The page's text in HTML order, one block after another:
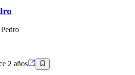
Pedro
2 años